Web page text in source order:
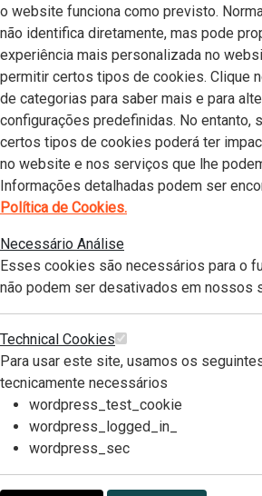
o website funciona como previsto.
não identifica diretamente, mas pode
experiência mais personalizada no
permitir certos tipos de cookies. Clique
de categorias para saber mais e para
configurações predefinidas. No entanto,
certos tipos de cookies poderá ter
no website e nos serviços que lhe
Informações detalhadas podem ser
Política de Cookies.
Necessário Análise
Esses cookies são necessários para o
não podem ser desativados em nossos
Technical Cookies
Para usar este site, usamos os
tecnicamente necessários
wordpress_test_cookie
wordpress_logged_in_
wordpress_sec